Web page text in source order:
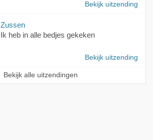
Bekijk uitzending
Zussen
Ik heb in alle bedjes gekeken
Bekijk uitzending
Bekijk alle uitzendingen